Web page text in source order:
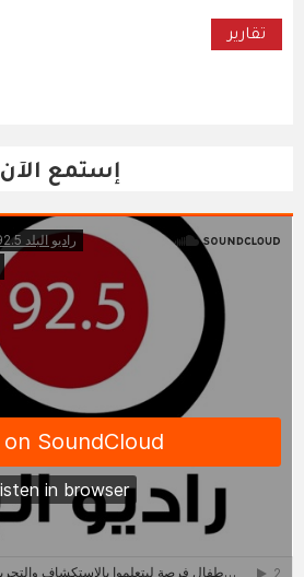
تقارير
إستمع الآن